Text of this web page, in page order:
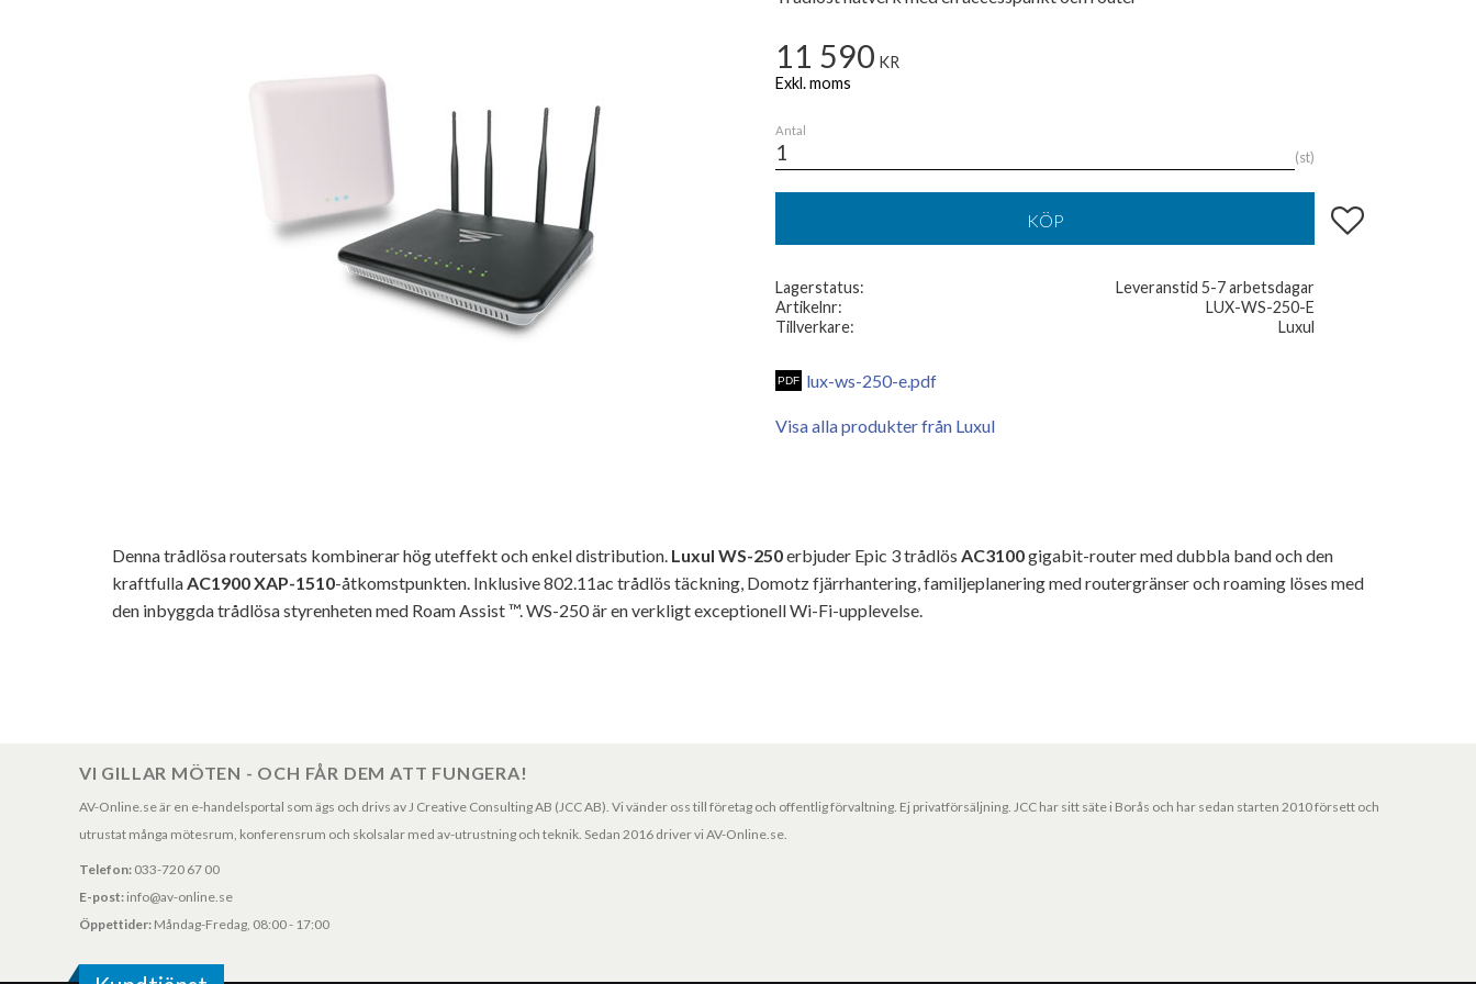
11 590 KR
Antal
st
KÖP Lägg till i favoriter
Lagerstatus
Leveranstid 5-7 arbetsdagar
Artikelnr
LUX-WS-250-E
Tillverkare
Luxul
lux-ws-250-e.pdf
Visa alla produkter från Luxul
Denna trådlösa routersats kombinerar hög uteffekt och enkel distribution. Luxul WS-250erbjuder Epic 3 trådlös AC3100gigabit-router med dubbla band och den
kraftfulla AC1900 XAP-1510-åtkomstpunkten. Inklusive 802.11ac trådlös täckning, Domotz fjärrhantering, familjeplanering med routergränser och roaming löses med
den inbyggda trådlösa styrenheten med Roam Assist ™. WS-250 är en verkligt exceptionell Wi-Fi-upplevelse.
VI GILLAR MÖTEN - OCH FÅR DEM ATT FUNGERA!
AV-Online.se är en e-handelsportal som ägs och drivs av J Creative Consulting AB (JCC AB). Vi vänder oss till företag och offentlig förvaltning. Ej privatförsäljning. JCC har sitt säte i Borås och har sedan starten 2010 försett och
utrustat många mötesrum, konferensrum och skolsalar med av-utrustning och teknik. Sedan 2016 driver vi AV-Online.se.
Telefon: 033-720 67 00
E-post: info@av-online.se
Öppettider: Måndag-Fredag, 08:00 - 17:00